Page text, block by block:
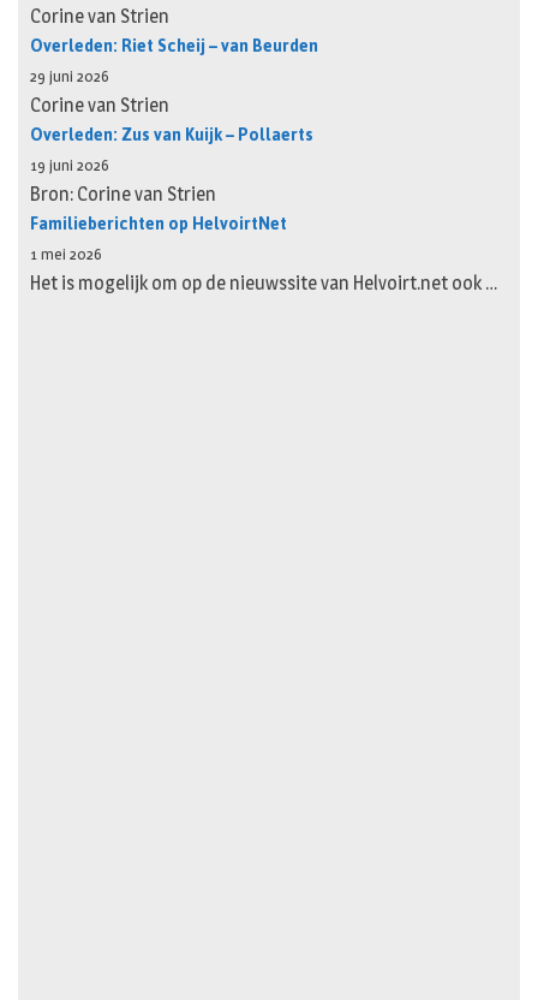
Corine van Strien
Overleden: Riet Scheij – van Beurden
29 juni 2026
Corine van Strien
Overleden: Zus van Kuijk – Pollaerts
19 juni 2026
Bron: Corine van Strien
Familieberichten op HelvoirtNet
1 mei 2026
Het is mogelijk om op de nieuwssite van Helvoirt.net ook …